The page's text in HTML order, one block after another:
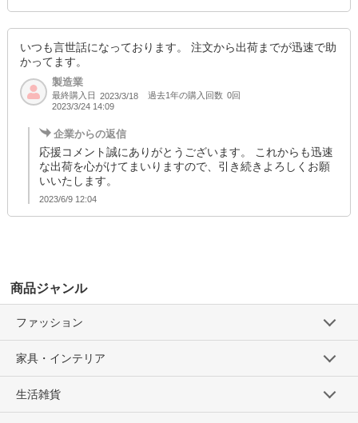
いつも言世話になっております。 注文から出荷までが迅速で助
かってます。
製造業
最終購入日 2023/3/18 過去1年の購入回数 0回
2023/3/24 14:09
企業からの返信
応援コメント誠にありがとうございます。 これからも迅速
な出荷を心がけてまいりますので、引き続きよろしくお願
いいたします。
2023/6/9 12:04
商品ジャンル
ファッション
家具・インテリア
生活雑貨